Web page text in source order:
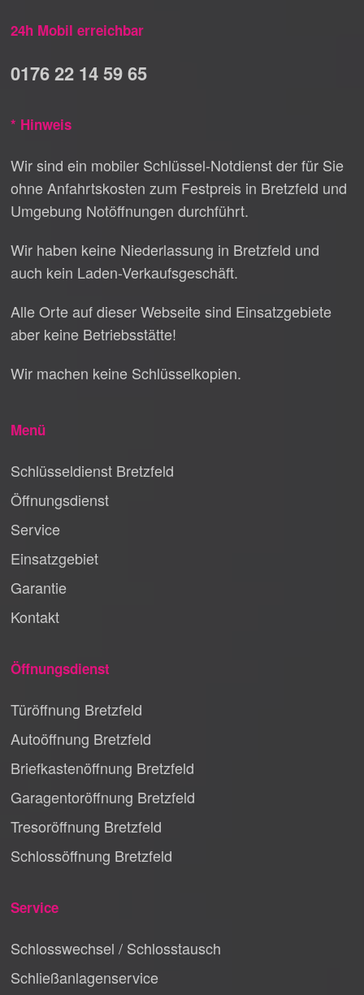
24h Mobil erreichbar
0176 22 14 59 65
* Hinweis
Wir sind ein mobiler Schlüssel-Notdienst der für Sie
ohne Anfahrtskosten zum Festpreis in Bretzfeld und
Umgebung Notöffnungen durchführt.
Wir haben keine Niederlassung in Bretzfeld und
auch kein Laden-Verkaufsgeschäft.
Alle Orte auf dieser Webseite sind Einsatzgebiete
aber keine Betriebsstätte!
Wir machen keine Schlüsselkopien.
Menü
Schlüsseldienst Bretzfeld
Öffnungsdienst
Service
Einsatzgebiet
Garantie
Kontakt
Öffnungsdienst
Türöffnung Bretzfeld
Autoöffnung Bretzfeld
Briefkastenöffnung Bretzfeld
Garagentoröffnung Bretzfeld
Tresoröffnung Bretzfeld
Schlossöffnung Bretzfeld
Service
Schlosswechsel / Schlosstausch
Schließanlagenservice